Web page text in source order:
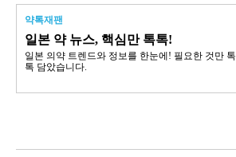
약톡재팬
일본 약 뉴스, 핵심만 톡톡!
일본 의약 트렌드와 정보를 한눈에! 필요한 것만 톡
톡 담았습니다.